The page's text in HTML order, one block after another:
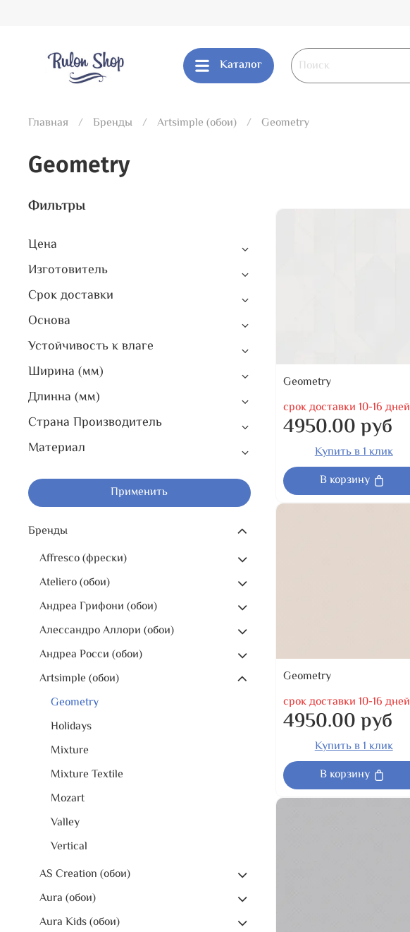
Каталог
Главная Бренды Artsimple (обои) Geometry
Geometry
Geometry
срок доставки 10-16 дней
4950.00 руб
Купить в 1 клик
В корзину
Geometry
срок доставки 10-16 дней
4950.00 руб
Купить в 1 клик
В корзину
Фильтры
Цена
Изготовитель
Срок доставки
Основа
Устойчивость к влаге
Ширина (мм)
Длинна (мм)
Страна Производитель
Материал
Применить
Бренды
Affresco (фрески)
Ateliero (обои)
Андреа Грифони (обои)
Алессандро Аллори (обои)
Андреа Росси (обои)
Artsimple (обои)
Geometry
Holidays
Mixture
Mixture Textile
Mozart
Valley
Vertical
AS Creation (обои)
Aura (обои)
Aura Kids (обои)